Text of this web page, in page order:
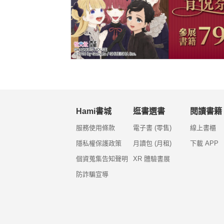
Hami書城
服務使用條款
隱私權保護政策
個資蒐集告知聲明
防詐騙宣導
逛書選書
電子書 (零售)
月讀包 (月租)
XR 體驗書展
閱讀書籍
線上書櫃
下載 APP